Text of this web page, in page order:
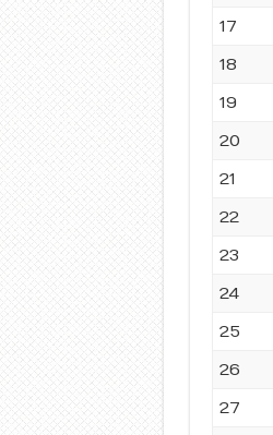
17
18
19
20
21
22
23
24
25
26
27